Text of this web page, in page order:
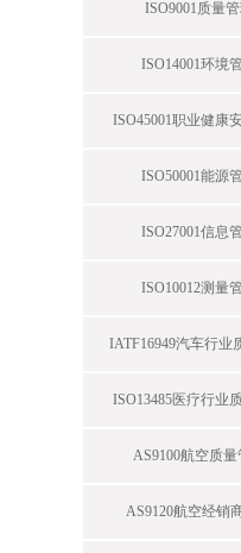
ISO9001质量
ISO14001环境
ISO45001职业健康
ISO50001能源
ISO27001信息
ISO10012测量
IATF16949汽车行业
ISO13485医疗行业
AS9100航空质
AS9120航空经销